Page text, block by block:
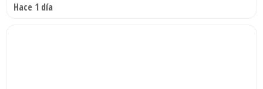
Hace 1 día